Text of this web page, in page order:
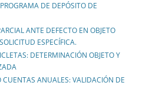
DE DEPÓSITO DE
ANTE DEFECTO EN OBJETO
ESPECÍFICA.
DETERMINACIÓN OBJETO Y
ANUALES: VALIDACIÓN DE